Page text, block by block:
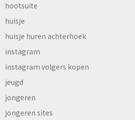
hootsuite
huisje
huisje huren achterhoek
instagram
instagram volgers kopen
jeugd
jongeren
jongeren sites